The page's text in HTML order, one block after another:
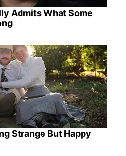
Admits What Some
Strange But Happy